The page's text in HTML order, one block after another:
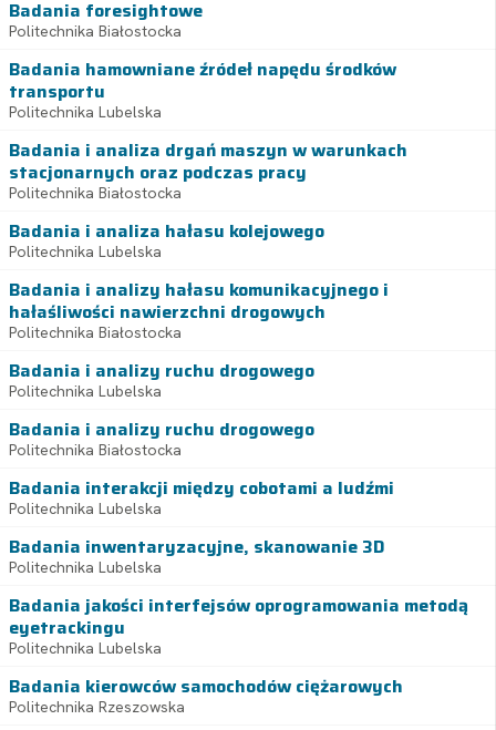
Badania foresightowe
Politechnika Białostocka
Badania hamowniane źródeł napędu środków
transportu
Politechnika Lubelska
Badania i analiza drgań maszyn w warunkach
stacjonarnych oraz podczas pracy
Politechnika Białostocka
Badania i analiza hałasu kolejowego
Politechnika Lubelska
Badania i analizy hałasu komunikacyjnego i
hałaśliwości nawierzchni drogowych
Politechnika Białostocka
Badania i analizy ruchu drogowego
Politechnika Lubelska
Badania i analizy ruchu drogowego
Politechnika Białostocka
Badania interakcji między cobotami a ludźmi
Politechnika Lubelska
Badania inwentaryzacyjne, skanowanie 3D
Politechnika Lubelska
Badania jakości interfejsów oprogramowania metodą
eyetrackingu
Politechnika Lubelska
Badania kierowców samochodów ciężarowych
Politechnika Rzeszowska